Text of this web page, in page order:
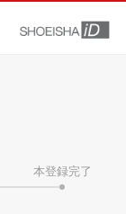
本登録完了